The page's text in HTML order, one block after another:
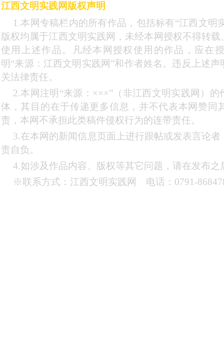
江西文明实践网版权声明
1.本网专稿栏内的所有作品，包括标有“江西文明
版权均属于江西文明实践网，未经本网授权不得转
使用上述作品。凡经本网授权使用的作品，应在
明“来源：江西文明实践网”和作者姓名。违反上述
关法律责任。
2.本网注明“来源：×××”（非江西文明实践网）
体，其目的在于传递更多信息，并不代表本网赞同
责，本网不承担此类稿件侵权行为的连带责任。
3.在本网的新闻信息页面上进行跟帖或发表言论
责自负。
4.如涉及作品内容、版权等其它问题，请在发布之
※联系方式：江西文明实践网 电话：0791-